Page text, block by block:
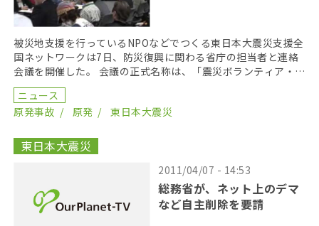
被災地支援を行っているNPOなどでつくる東日本大震災支援全
国ネットワークは7日、防災復興に関わる省庁の担当者と連絡
会議を開催した。 会議の正式名称は、「震災ボランティア・Ｎ
ＰＯ等と各省庁との定例連絡会議」。連同ネットワー […]
ニュース
原発事故
原発 東日本大震災
東日本大震災
2011/04/07 - 14:53
総務省が、ネット上のデマ
など自主削除を要請